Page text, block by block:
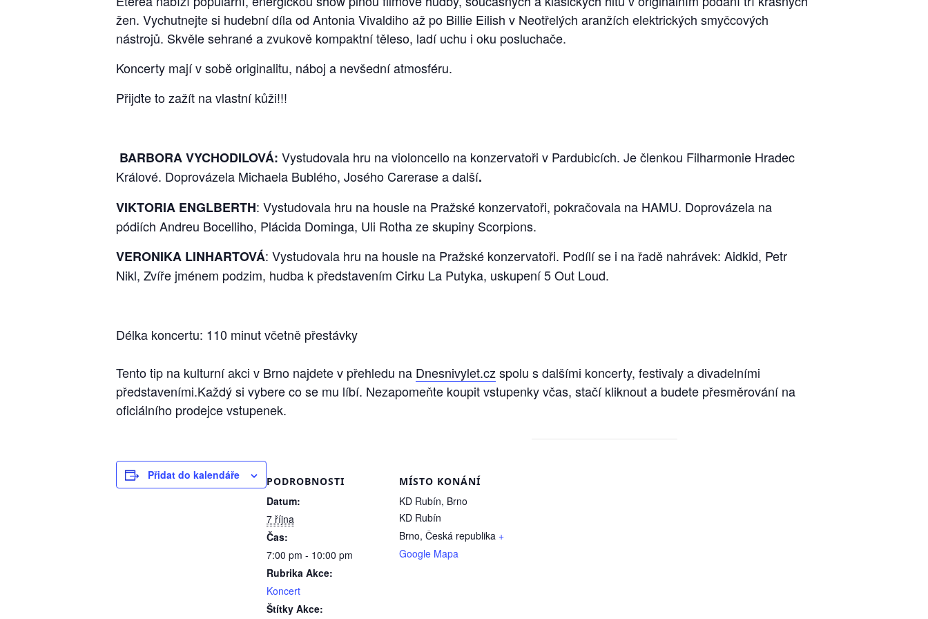
žen. Vychutnejte si hudební díla od Antonia Vivaldiho až po Billie Eilish v Neotřelých aranžích elektrických smyčcových
nástrojů. Skvěle sehrané a zvukově kompaktní těleso, ladí uchu i oku posluchače.
Koncerty mají v sobě originalitu, náboj a nevšední atmosféru.
Přijďte to zažít na vlastní kůži!!!
BARBORA VYCHODILOVÁ: Vystudovala hru na violoncello na konzervatoři v Pardubicích. Je členkou Filharmonie Hradec
Králové. Doprovázela Michaela Bublého, Josého Carerase a další.
VIKTORIA ENGLBERTH: Vystudovala hru na housle na Pražské konzervatoři, pokračovala na HAMU. Doprovázela na
pódiích Andreu Bocelliho, Plácida Dominga, Uli Rotha ze skupiny Scorpions.
VERONIKA LINHARTOVÁ: Vystudovala hru na housle na Pražské konzervatoři. Podílí se i na řadě nahrávek: Aidkid, Petr
Nikl, Zvíře jménem podzim, hudba k představením Cirku La Putyka, uskupení 5 Out Loud.
Délka koncertu: 110 minut včetně přestávky
Tento tip na kulturní akci v Brno najdete v přehledu na Dnesnivylet.czspolu s dalšími koncerty, festivaly a divadelními
představeními.Každý si vybere co se mu líbí. Nezapomeňte koupit vstupenky včas, stačí kliknout a budete přesměrování na
oficiálního prodejce vstupenek.
Přidat do kalendáře PODROBNOSTI
Datum:
7 října
Čas:
7:00 pm - 10:00 pm
Rubrika Akce:
Koncert
Štítky Akce:
MÍSTO KONÁNÍ
KD Rubín, Brno
KD Rubín
Brno, Česká republika +
Google Mapa